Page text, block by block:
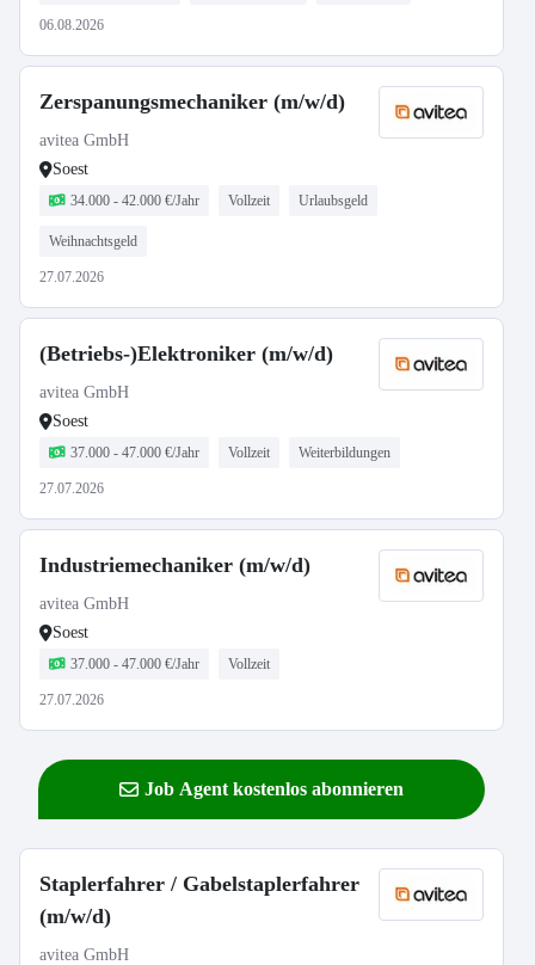
06.08.2026
Zerspanungsmechaniker (m/w/d)
avitea GmbH
Soest
34.000 - 42.000 €/Jahr Vollzeit Urlaubsgeld
Weihnachtsgeld
27.07.2026
(Betriebs-)Elektroniker (m/w/d)
avitea GmbH
Soest
37.000 - 47.000 €/Jahr Vollzeit Weiterbildungen
27.07.2026
Industriemechaniker (m/w/d)
avitea GmbH
Soest
37.000 - 47.000 €/Jahr Vollzeit
27.07.2026
Job Agent kostenlos abonnieren
Staplerfahrer / Gabelstaplerfahrer
(m/w/d)
avitea GmbH